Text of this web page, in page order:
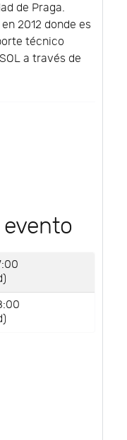
de Praga.
2012 donde es
técnico
a través de